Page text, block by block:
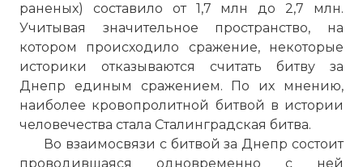
раненых) составило от 1,7 млн до 2,7 млн.
Учитывая значительное пространство, на
котором происходило сражение, некоторые
историки отказываются считать битву за
Днепр единым сражением. По их мнению,
наиболее кровопролитной битвой в истории
человечества стала Сталинградская битва.
Во взаимосвязи с битвой за Днепр состоит
проводившаяся одновременно с ней